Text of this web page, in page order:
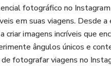
fotográfico no
em suas viagens. Desde
criar imagens incríveis que
ângulos únicos e
fotografar viagens no